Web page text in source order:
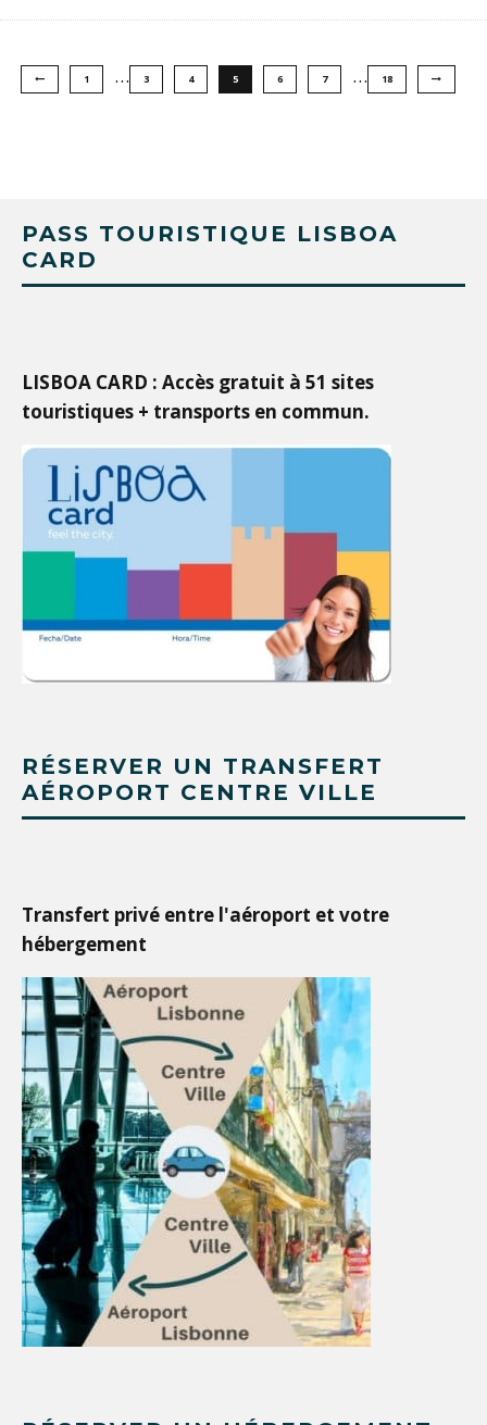
1 … 3 4 5 6 7 … 18
PASS TOURISTIQUE LISBOA
CARD
LISBOA CARD : Accès gratuit à 51 sites
touristiques + transports en commun.
RÉSERVER UN TRANSFERT
AÉROPORT CENTRE VILLE
Transfert privé entre l'aéroport et votre
hébergement